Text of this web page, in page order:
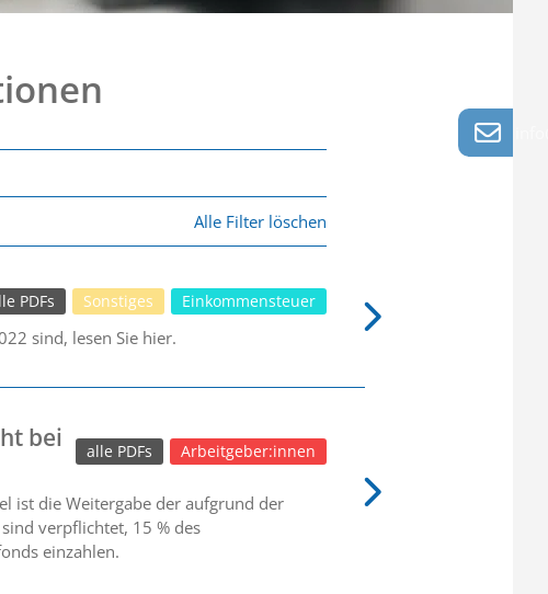
Alle Filter löschen
Einkommensteuer
Sonstiges
PDFs
sind, lesen Sie hier.
bei
Arbeitgeber:innen
alle PDFs
ist die Weitergabe der aufgrund der
verpflichtet, 15 % des
einzahlen.